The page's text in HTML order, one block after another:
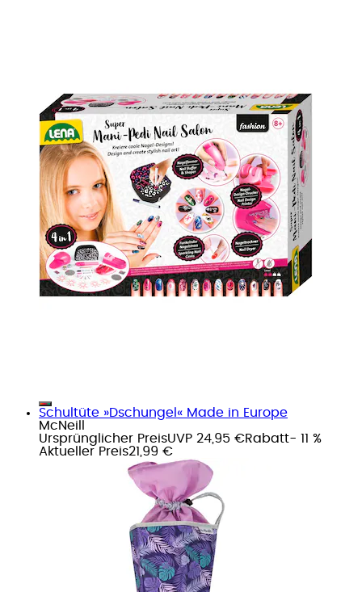
Schultüte »Dschungel« Made in Europe
McNeill
Ursprünglicher PreisUVP 24,95 €Rabatt- 11 %
Aktueller Preis21,99 €